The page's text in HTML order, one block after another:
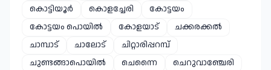
കൊട്ടിയൂർ
കൊളച്ചേരി
കോട്ടയം
കോട്ടയം പൊയിൽ
കോളയാട്
ചക്കരക്കൽ
ചാമ്പാട്
ചാലോട്
ചിറ്റാരിപ്പറമ്പ്
ചുണ്ടങ്ങാപൊയിൽ
ചെന്നൈ
ചെറുവാഞ്ചേരി